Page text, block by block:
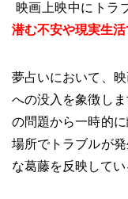
映画上映中にトラ
潜む不安や現実生
夢占いにおいて、
への没入を象徴し
の問題から一時的
場所でトラブルが
な葛藤を反映してい